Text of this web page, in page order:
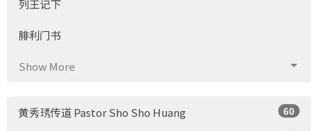
列王记下
腓利门书
Show More
黄秀琇传道 Pastor Sho Sho Huang 60